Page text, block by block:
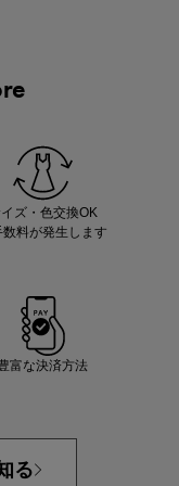
ズ・色交換OK
料が発生します
富な決済方法
る